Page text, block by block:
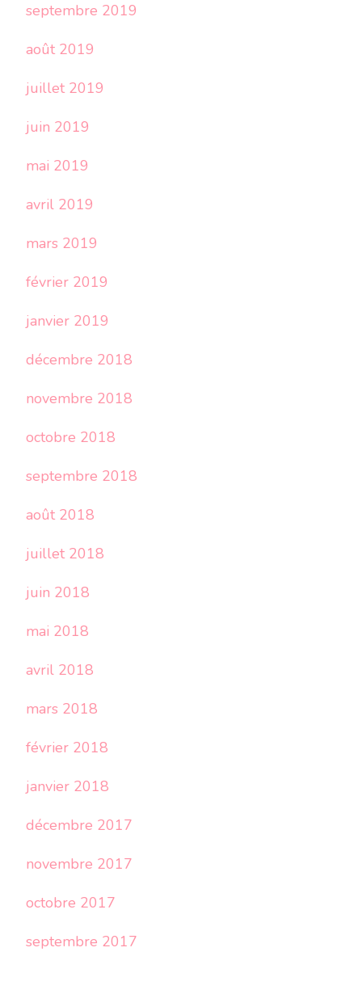
septembre 2019
août 2019
juillet 2019
juin 2019
mai 2019
avril 2019
mars 2019
février 2019
janvier 2019
décembre 2018
novembre 2018
octobre 2018
septembre 2018
août 2018
juillet 2018
juin 2018
mai 2018
avril 2018
mars 2018
février 2018
janvier 2018
décembre 2017
novembre 2017
octobre 2017
septembre 2017